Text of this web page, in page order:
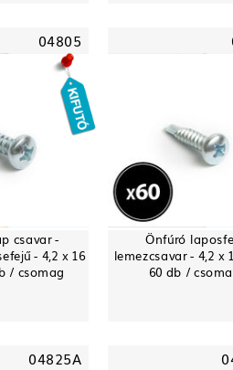
04805
csavar -
- 4,2 x 16
/ csomag
Önfúró
lemezcsavar - 4,2 x
60 db /
04825A